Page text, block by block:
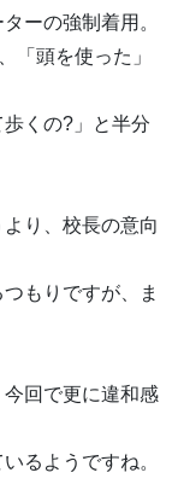
ーの強制着用。
「頭を使った」
くの?」と半分
り、校長の意向
もりですが、ま
回で更に違和感
るようですね。